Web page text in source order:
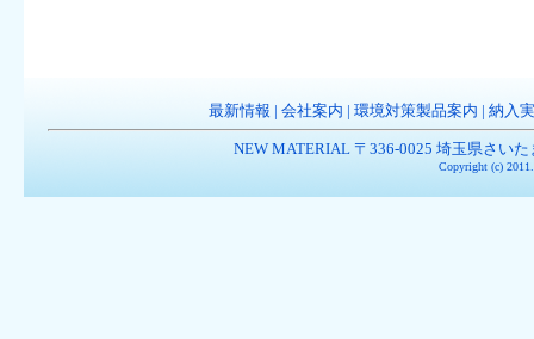
最新情報 会社案内 環境対策製品案内 納入
NEW MATERIAL 〒336-0025 埼玉県さい
Copyright (c)